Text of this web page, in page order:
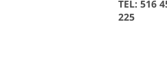
TEL: 516
225